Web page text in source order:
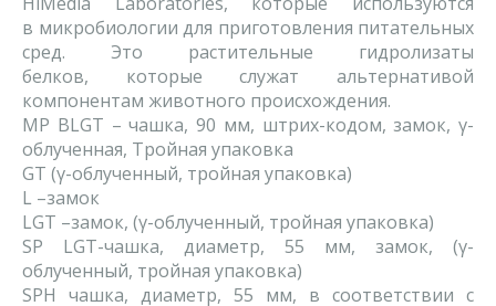
в микробиологии для приготовления питательных
сред. Это растительные гидролизаты
белков, которые служат альтернативой
компонентам животного происхождения.
MP BLGT – чашка, 90 мм, штрих-кодом, замок, γ-
облученная, Тройная упаковка
GT (γ-облученный, тройная упаковка)
L –замок
LGT –замок, (γ-облученный, тройная упаковка)
SP LGT-чашка, диаметр, 55 мм, замок, (γ-
облученный, тройная упаковка)
SPH чашка, диаметр, 55 мм, в соответствии с